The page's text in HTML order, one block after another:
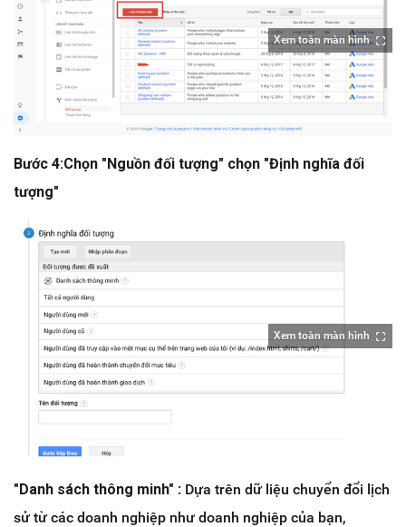
Xem toàn màn hình
Bước 4:Chọn "Nguồn đối tượng" chọn "Định nghĩa đối
tượng"
Xem toàn màn hình
"Danh sách thông minh" : Dựa trên dữ liệu chuyển đổi lịch
sử từ các doanh nghiệp như doanh nghiệp của bạn,